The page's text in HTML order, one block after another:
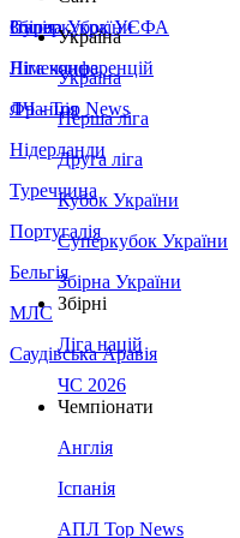
Збірна України
Італія
Німеччина
Франція
Нідерланди
Туреччина
Португалія
Бельгія
МЛС
Саудівська Аравія
Суперкубок УЄФА
Ліга конференцій
ЛЧ - Top News
Україна
Україна
Перша ліга
Друга ліга
Кубок України
Суперкубок України
Збірна України
Збірні
Ліга націй
ЧС 2026
Чемпіонати
Англія
Іспанія
АПЛ Top News